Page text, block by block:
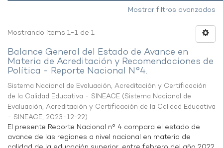
Mostrar filtros avanzados
Mostrando ítems 1-1 de 1
Balance General del Estado de Avance en
Materia de Acreditación y Recomendaciones de
Política - Reporte Nacional N°4.
Sistema Nacional de Evaluación, Acreditación y Certificación
de la Calidad Educativa - SINEACE (Sistema Nacional de
Evaluación, Acreditación y Certificación de la Calidad Educativa
- SINEACE, 2023-12-22)
El presente Reporte Nacional n° 4 compara el estado de
avance de las regiones a nivel nacional en materia de